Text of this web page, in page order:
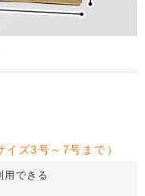
ズ3号～7号まで）
用できる